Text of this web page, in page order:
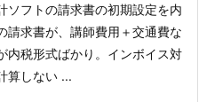
ソフトの請求書の初期設定を内
請求書が、講師費用＋交通費な
内税形式ばかり。インボイス対
算しない ...